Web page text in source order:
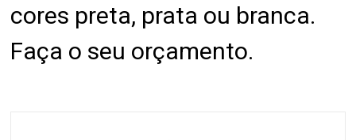
cores preta, prata ou branca.
Faça o seu orçamento.